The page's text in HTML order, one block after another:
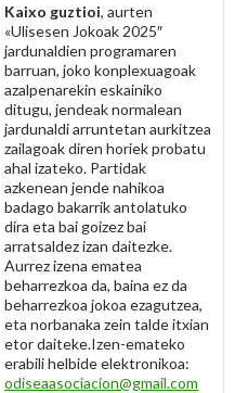
Kaixo guztioi, aurten
«Ulisesen Jokoak 2025″
jardunaldien programaren
barruan, joko konplexuagoak
azalpenarekin eskainiko
ditugu, jendeak normalean
jardunaldi arruntetan aurkitzea
zailagoak diren horiek probatu
ahal izateko. Partidak
azkenean jende nahikoa
badago bakarrik antolatuko
dira eta bai goizez bai
arratsaldez izan daitezke.
Aurrez izena ematea
beharrezkoa da, baina ez da
beharrezkoa jokoa ezagutzea,
eta norbanaka zein talde itxian
etor daiteke.Izen-emateko
erabili helbide elektronikoa:
odiseaasociacion@gmail.com